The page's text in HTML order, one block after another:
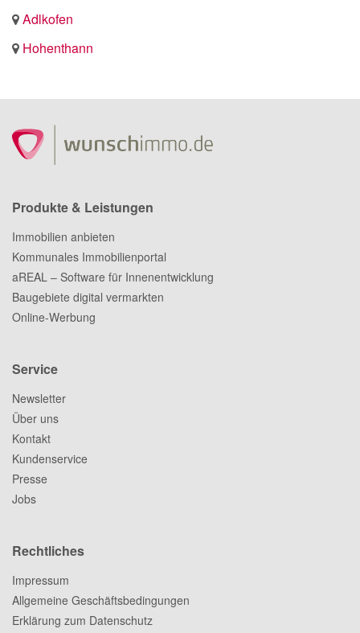
Adlkofen
Hohenthann
Produkte & Leistungen
Immobilien anbieten
Kommunales Immobilienportal
aREAL – Software für Innenentwicklung
Baugebiete digital vermarkten
Online-Werbung
Service
Newsletter
Über uns
Kontakt
Kundenservice
Presse
Jobs
Rechtliches
Impressum
Allgemeine Geschäftsbedingungen
Erklärung zum Datenschutz